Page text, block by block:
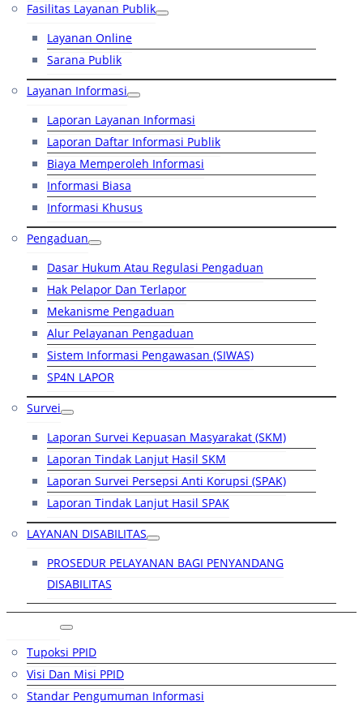
Fasilitas Layanan Publik
Layanan Online
Sarana Publik
Layanan Informasi
Laporan Layanan Informasi
Laporan Daftar Informasi Publik
Biaya Memperoleh Informasi
Informasi Biasa
Informasi Khusus
Pengaduan
Dasar Hukum Atau Regulasi Pengaduan
Hak Pelapor Dan Terlapor
Mekanisme Pengaduan
Alur Pelayanan Pengaduan
Sistem Informasi Pengawasan (SIWAS)
SP4N LAPOR
Survei
Laporan Survei Kepuasan Masyarakat (SKM)
Laporan Tindak Lanjut Hasil SKM
Laporan Survei Persepsi Anti Korupsi (SPAK)
Laporan Tindak Lanjut Hasil SPAK
LAYANAN DISABILITAS
PROSEDUR PELAYANAN BAGI PENYANDANG
DISABILITAS
Tupoksi PPID
Visi Dan Misi PPID
Standar Pengumuman Informasi